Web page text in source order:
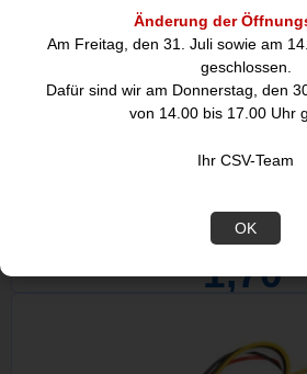
Änderung der
Am Freitag, den 31. Juli sowie am
geschlossen.
Dafür sind wir am Donnerstag, den
von 14.00 bis 17.00 Uhr
Ihr CSV-Team
OK
1,70